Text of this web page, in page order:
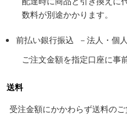
数料が別途かかります。
前払い銀行振込 －法人・個
ご注文金額を指定口座に事
送料
受注金額にかかわらず送料の